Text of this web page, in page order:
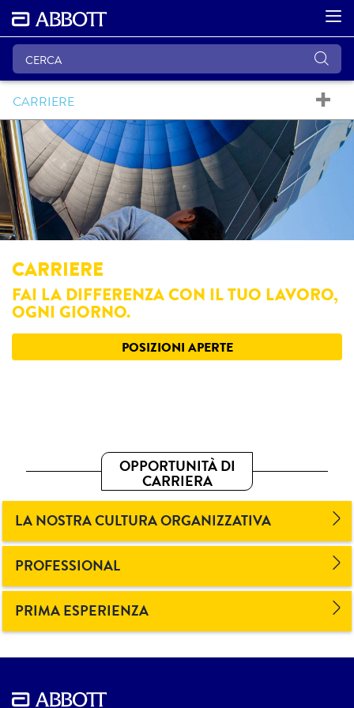
CARRIERE
CARRIERE
FAI LA DIFFERENZA CON IL TUO LAVORO,
OGNI GIORNO.
POSIZIONI APERTE
OPPORTUNITÀ DI
CARRIERA
LA NOSTRA CULTURA ORGANIZZATIVA
PROFESSIONAL
PRIMA ESPERIENZA